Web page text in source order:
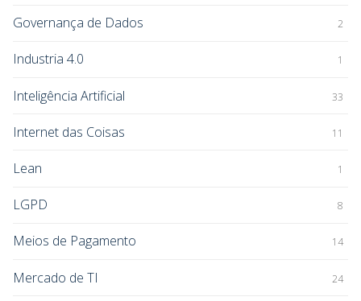
Governança de Dados 2
Industria 4.0 1
Inteligência Artificial 33
Internet das Coisas 11
Lean 1
LGPD 8
Meios de Pagamento 14
Mercado de TI 24